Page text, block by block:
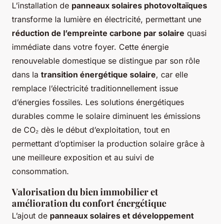
L’installation de panneaux solaires photovoltaïques
transforme la lumière en électricité, permettant une
réduction de l’empreinte carbone par solaire quasi
immédiate dans votre foyer. Cette énergie
renouvelable domestique se distingue par son rôle
dans la transition énergétique solaire, car elle
remplace l’électricité traditionnellement issue
d’énergies fossiles. Les solutions énergétiques
durables comme le solaire diminuent les émissions
de CO₂ dès le début d’exploitation, tout en
permettant d’optimiser la production solaire grâce à
une meilleure exposition et au suivi de
consommation.
Valorisation du bien immobilier et
amélioration du confort énergétique
L’ajout de panneaux solaires et développement